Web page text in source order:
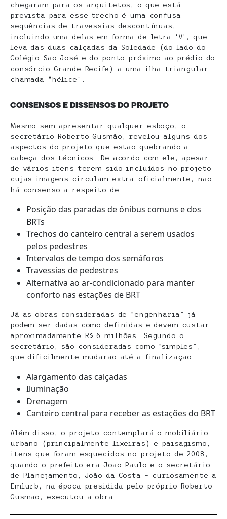
chegaram para os arquitetos, o que está
prevista para esse trecho é uma confusa
sequências de travessias descontínuas,
incluindo uma delas em forma de letra ‘V’, que
leva das duas calçadas da Soledade (do lado do
Colégio São José e do ponto próximo ao prédio do
consórcio Grande Recife) a uma ilha triangular
chamada “hélice”.
CONSENSOS E DISSENSOS DO PROJETO
Mesmo sem apresentar qualquer esboço, o
secretário Roberto Gusmão, revelou alguns dos
aspectos do projeto que estão quebrando a
cabeça dos técnicos. De acordo com ele, apesar
de vários itens terem sido incluídos no projeto
cujas imagens circulam extra-oficialmente, não
há consenso a respeito de:
Posição das paradas de ônibus comuns e dos
BRTs
Trechos do canteiro central a serem usados
pelos pedestres
Intervalos de tempo dos semáforos
Travessias de pedestres
Alternativa ao ar-condicionado para manter
conforto nas estações de BRT
Já as obras consideradas de “engenharia” já
podem ser dadas como definidas e devem custar
aproximadamente R$ 6 milhões. Segundo o
secretário, são consideradas como “simples”,
que dificilmente mudarão até a finalização:
Alargamento das calçadas
Iluminação
Drenagem
Canteiro central para receber as estações do BRT
Além disso, o projeto contemplará o mobiliário
urbano (principalmente lixeiras) e paisagismo,
itens que foram esquecidos no projeto de 2008,
quando o prefeito era João Paulo e o secretário
de Planejamento, João da Costa – curiosamente a
Emlurb, na época presidida pelo próprio Roberto
Gusmão, executou a obra.